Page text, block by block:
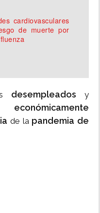
cardiovasculares
de muerte por
desempleados y
de lapandemia de